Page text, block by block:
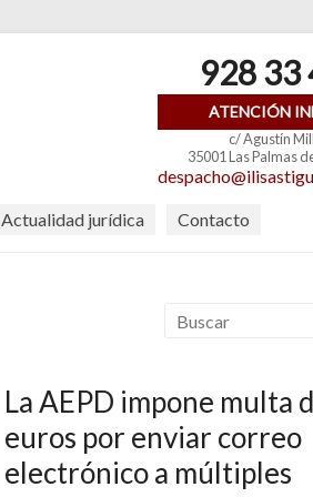
928 33
ATENCIÓN
c/ Agustín
35001 Las Palmas
Actualidad jurídica Contacto
La AEPD impone multa
euros por enviar correo
electrónico a múltiples